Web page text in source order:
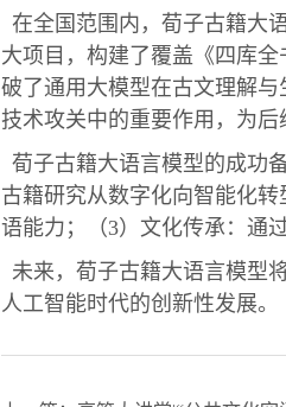
在全国范围内，荀子古籍大
大项目，构建了覆盖《四库
破了通用大模型在古文理解
技术攻关中的重要作用，为后
荀子古籍大语言模型的成功
古籍研究从数字化向智能化
语能力；（3）文化传承：通
未来，荀子古籍大语言模型
人工智能时代的创新性发展。